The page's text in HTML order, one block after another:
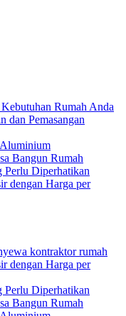
Rumah Anda
dan Pemasangan
Aluminium
Bangun Rumah
Perlu Diperhatikan
dengan Harga per
kontraktor rumah
dengan Harga per
Perlu Diperhatikan
Bangun Rumah